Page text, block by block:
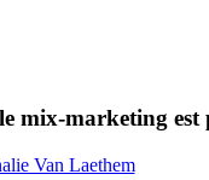
mix-marketing est
Van Laethem